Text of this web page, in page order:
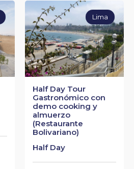
Half Day Tour
Gastronómico con
demo cooking y
almuerzo
(Restaurante
Bolivariano)
Half Day
Lima